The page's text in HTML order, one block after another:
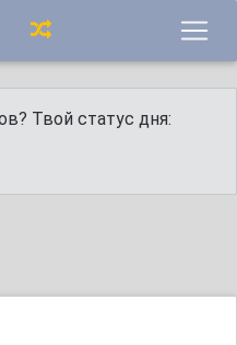
Твой статус дня: